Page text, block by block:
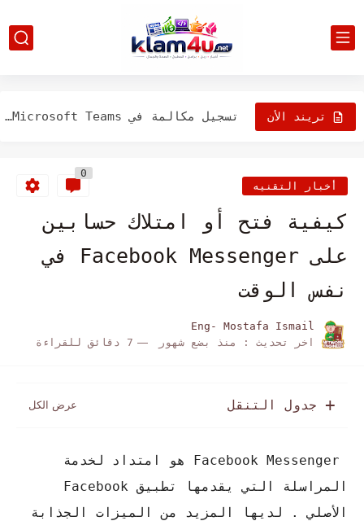
تريند الأن
كيفية إدخال بطاقة SIM في جهاز الكمبيوتر
تسجيل مكالمة في Microsoft Teams خطوة بخطوة
أخبار التقنيه
0
كيفية فتح أو امتلاك حسابين
على Facebook Messenger في
نفس الوقت
Eng- Mostafa Ismail
اخر تحديث :
منذ بضع شهور 7 دقائق للقراءة
جدول التنقل
Facebook Messenger هو امتداد لخدمة
المراسلة التي يقدمها تطبيق Facebook
الأصلي . لديها المزيد من الميزات الجذابة